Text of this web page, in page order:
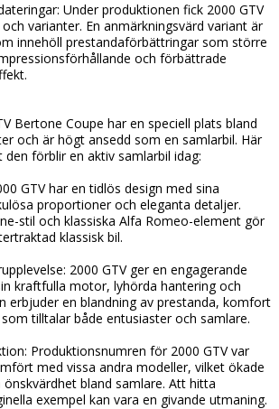
Under produktionen fick 2000 GTV
varianter. En anmärkningsvärd variant är
innehöll prestandaförbättringar som större
och förbättrade
Bertone Coupe har en speciell plats bland
och är högt ansedd som en samlarbil. Här
förblir en aktiv samlarbil idag:
GTV har en tidlös design med sina
proportioner och eleganta detaljer.
stil och klassiska Alfa Romeo-element gör
klassisk bil.
2000 GTV ger en engagerande
kraftfulla motor, lyhörda hantering och
erbjuder en blandning av prestanda, komfort
tilltalar både entusiaster och samlare.
Produktionsnumren för 2000 GTV var
med vissa andra modeller, vilket ökade
bland samlare. Att hitta
exempel kan vara en givande utmaning.